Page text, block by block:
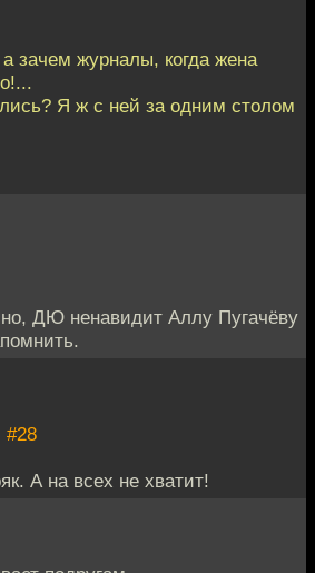
зачем жypналы, когда жена
Я ж с ней за одним столом
ДЮ ненавидит Аллу Пугачёву
#28
А на всех не хватит!